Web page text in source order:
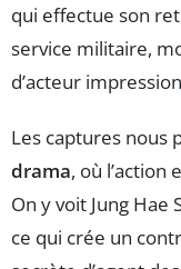
qui effectue son
service militaire,
d’acteur
Les captures nous
drama, où
On y voit Jung Hae
ce qui crée un